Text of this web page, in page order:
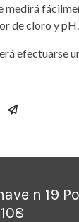
medirá
de cloro y pH.
efectuarse
n 19